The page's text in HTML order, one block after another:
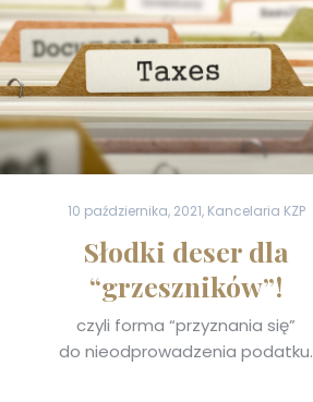
10 października, 2021, Kancelaria KZP
Słodki deser dla
“grzeszników”!
czyli forma “przyznania się”
do nieodprowadzenia podatku.